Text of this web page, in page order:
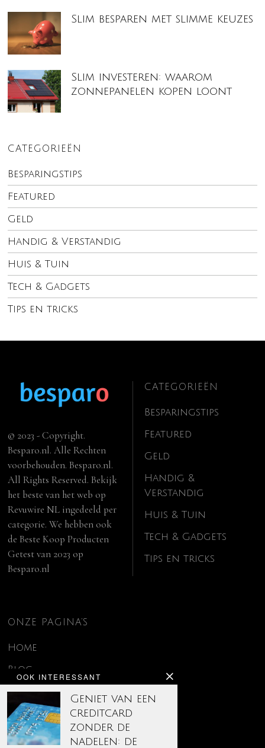
Slim besparen met slimme keuzes
Slim investeren: waarom
zonnepanelen kopen loont
CATEGORIEËN
Besparingstips
Featured
Geld
Handig & Verstandig
Huis & Tuin
Tech & Gadgets
Tips en tricks
OOK INTERESSANT
Geniet van een
creditcard
zonder de
nadelen: de
© 2023 - Copyright.
Besparo.nl. Alle Rechten
voorbehouden. Besparo.nl.
All Rights Reserved. Bekijk
het beste van het web op
Revuwire NL ingedeeld per
categorie. We hebben ook
deBeste Koop Producten
Getest van 2023 op
Besparo.nl
CATEGORIEËN
Besparingstips
Featured
Geld
Handig &
Verstandig
Huis & Tuin
Tech & Gadgets
Tips en tricks
ONZE PAGINA’S
Home
Blog
Contact
Disclaimer
Over ons